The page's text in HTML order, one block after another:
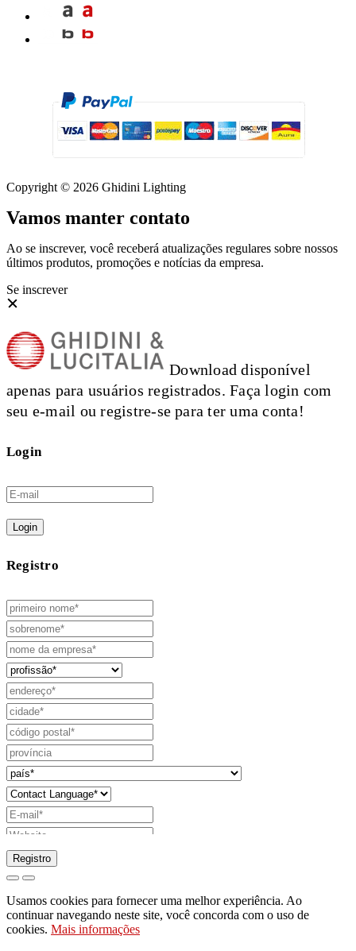
Copyright © 2026 Ghidini Lighting
Vamos manter contato
Ao se inscrever, você receberá atualizações regulares sobre nossos
últimos produtos, promoções e notícias da empresa.
Se inscrever
Download disponível
apenas para usuários registrados. Faça login com
seu e-mail ou registre-se para ter uma conta!
Login
Login
Registro
pedido para enviar catálogo
pedido para ser contactado pelo seu
representante de vendas
Registro
Usamos cookies para fornecer uma melhor experiência. Ao
continuar navegando neste site, você concorda com o uso de
cookies. Mais informações